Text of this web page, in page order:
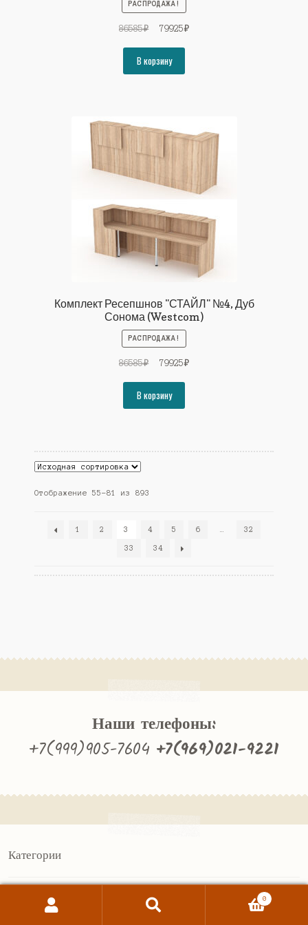
РАСПРОДАЖА!
86585₽
Первоначальная
составляла
86585₽.
79925₽Текущая
В корзину
Комплект Ресепшнов "СТАЙЛ" №4, Дуб
Сонома (Westcom)
РАСПРОДАЖА!
86585₽
Первоначальная
составляла
86585₽.
79925₽Текущая
В корзину
Отображение 55–81 из 893
1 2 3 4 5 6 32
33 34
Наши телефоны:
+7(999)905-7604 +7(969)021-9221
Категории
Витрины
0